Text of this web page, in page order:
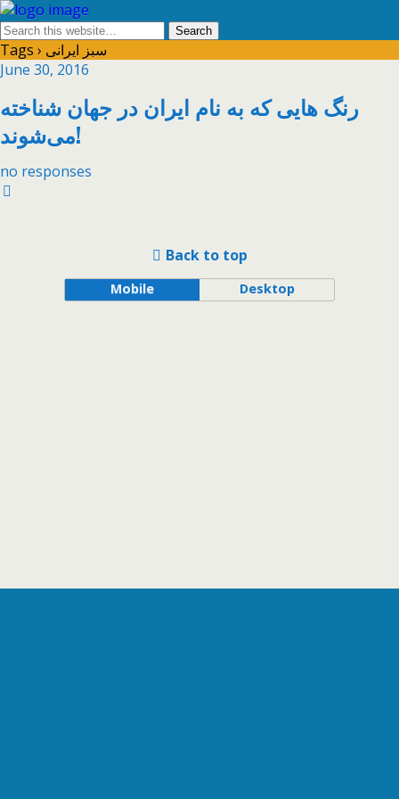
Tags › سبز ایرانی
June 30, 2016
رنگ هایی که به نام ایران در جهان شناخته
می‌شوند!
no responses
Back to top
Mobile Desktop